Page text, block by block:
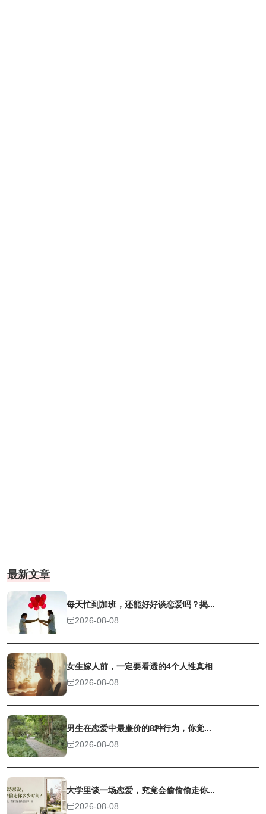
最新文章
每天忙到加班，还能好好谈恋爱吗？揭...
2026-08-08
女生嫁人前，一定要看透的4个人性真相
2026-08-08
男生在恋爱中最廉价的8种行为，你觉...
2026-08-08
大学里谈一场恋爱，究竟会偷偷偷走你...
2026-08-08